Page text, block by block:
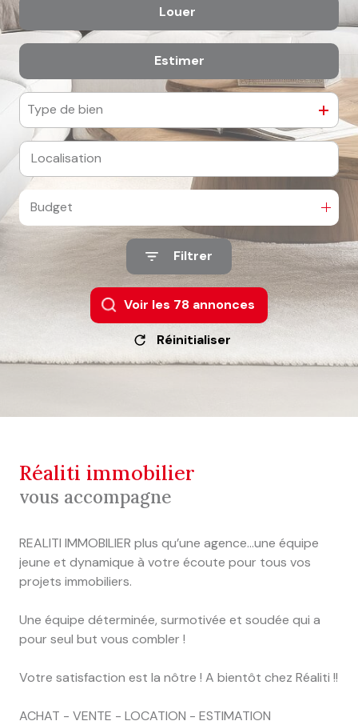
Louer
De l'immo pro
Estimer
Type de bien
Budget
Filtrer
Voir les 78 annonces
Réinitialiser
réaliti immobilier
vous accompagne
REALITI IMMOBILIER plus qu’une agence...une équipe
jeune et dynamique à votre écoute pour tous vos
projets immobiliers.
Une équipe déterminée, surmotivée et soudée qui a
pour seul but vous combler !
Votre satisfaction est la nôtre ! A bientôt chez Réaliti !!
ACHAT - VENTE - LOCATION - ESTIMATION